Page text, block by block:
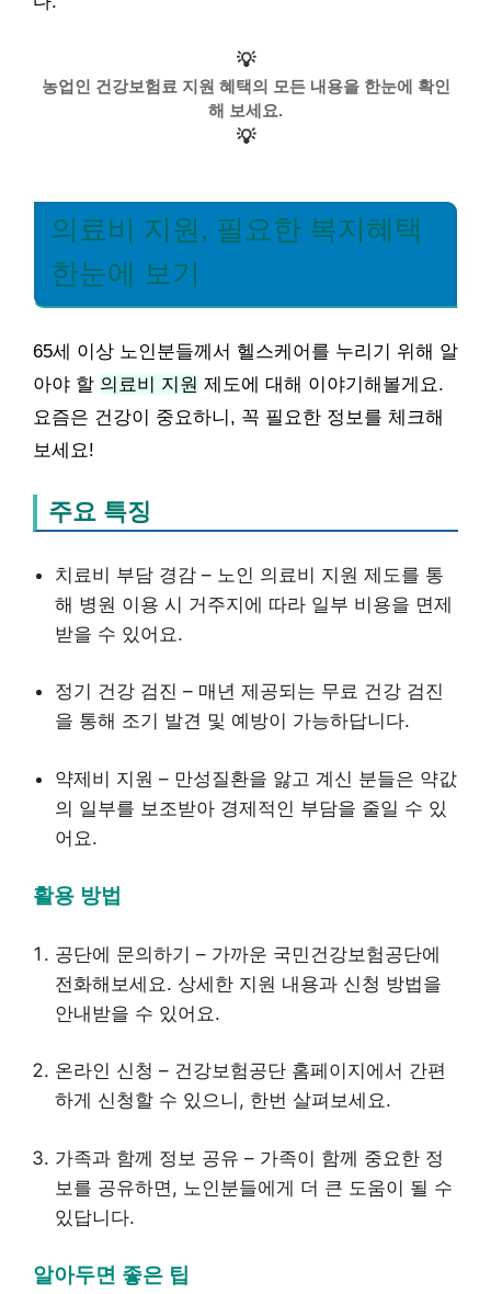
💡
농업인 건강보험료 지원 혜택의 모든 내용을 한눈에 확인
해 보세요.
💡
의료비 지원, 필요한 복지혜택
한눈에 보기
65세 이상 노인분들께서 헬스케어를 누리기 위해 알
아야 할 의료비 지원 제도에 대해 이야기해볼게요.
요즘은 건강이 중요하니, 꼭 필요한 정보를 체크해
보세요!
주요 특징
치료비 부담 경감 – 노인 의료비 지원 제도를 통
해 병원 이용 시 거주지에 따라 일부 비용을 면제
받을 수 있어요.
정기 건강 검진 – 매년 제공되는 무료 건강 검진
을 통해 조기 발견 및 예방이 가능하답니다.
약제비 지원 – 만성질환을 앓고 계신 분들은 약값
의 일부를 보조받아 경제적인 부담을 줄일 수 있
어요.
활용 방법
공단에 문의하기 – 가까운 국민건강보험공단에
전화해보세요. 상세한 지원 내용과 신청 방법을
안내받을 수 있어요.
온라인 신청 – 건강보험공단 홈페이지에서 간편
하게 신청할 수 있으니, 한번 살펴보세요.
가족과 함께 정보 공유 – 가족이 함께 중요한 정
보를 공유하면, 노인분들에게 더 큰 도움이 될 수
있답니다.
알아두면 좋은 팁